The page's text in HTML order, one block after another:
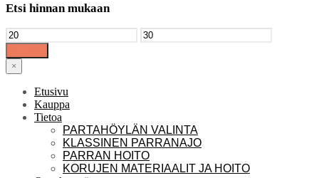
Etsi hinnan mukaan
×
Etusivu
Kauppa
Tietoa
PARTAHÖYLÄN VALINTA
KLASSINEN PARRANAJO
PARRAN HOITO
KORUJEN MATERIAALIT JA HOITO